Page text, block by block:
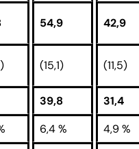
54,9 42,9
(15,1) (11,5)
39,8
31,4
6,4 %
4,9 %